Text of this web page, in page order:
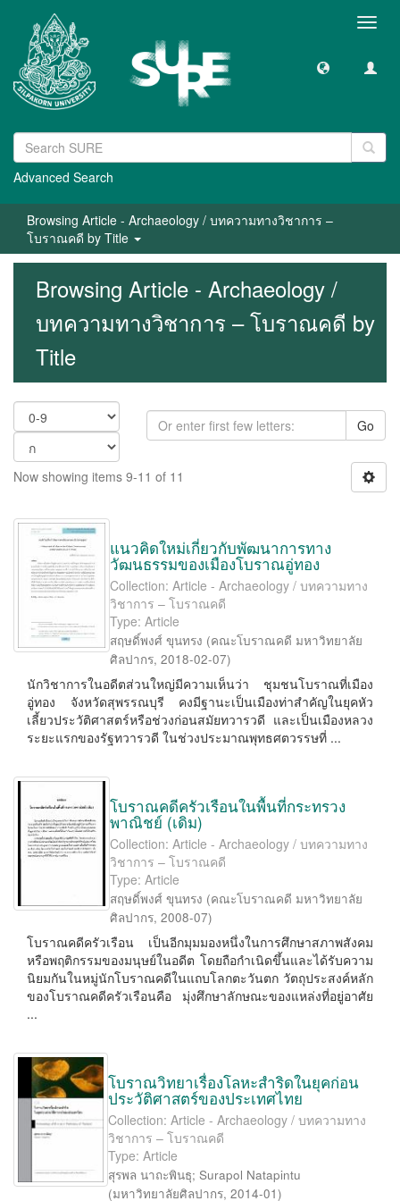
Advanced Search
Browsing Article - Archaeology / บทความทางวิชาการ –
โบราณคดี by Title
Browsing Article - Archaeology /
บทความทางวิชาการ – โบราณคดี by
Title
Go
Now showing items 9-11 of 11
แนวคิดใหม่เกี่ยวกับพัฒนาการทาง
วัฒนธรรมของเมืองโบราณอู่ทอง
Collection: Article - Archaeology / บทความทาง
วิชาการ – โบราณคดี
Type: Article
สฤษดิ์พงศ์ ขุนทรง (คณะโบราณคดี มหาวิทยาลัย
ศิลปากร, 2018-02-07)
นักวิชาการในอดีตส่วนใหญ่มีความเห็นว่า ชุมชนโบราณที่เมือง
อู่ทอง จังหวัดสุพรรณบุรี คงมีฐานะเป็นเมืองท่าสำคัญในยุคหัว
เลี้ยวประวัติศาสตร์หรือช่วงก่อนสมัยทวารวดี และเป็นเมืองหลวง
ระยะแรกของรัฐทวารวดี ในช่วงประมาณพุทธศตวรรษที่ ...
โบราณคดีครัวเรือนในพื้นที่กระทรวง
พาณิชย์ (เดิม)
Collection: Article - Archaeology / บทความทาง
วิชาการ – โบราณคดี
Type: Article
สฤษดิ์พงศ์ ขุนทรง (คณะโบราณคดี มหาวิทยาลัย
ศิลปากร, 2008-07)
โบราณคดีครัวเรือน เป็นอีกมุมมองหนึ่งในการศึกษาสภาพสังคม
หรือพฤติกรรมของมนุษย์ในอดีต โดยถือกำเนิดขึ้นและได้รับความ
นิยมกันในหมู่นักโบราณคดีในแถบโลกตะวันตก วัตถุประสงค์หลัก
ของโบราณคดีครัวเรือนคือ มุ่งศึกษาลักษณะของแหล่งที่อยู่อาศัย
...
โบราณวิทยาเรื่องโลหะสำริดในยุคก่อน
ประวัติศาสตร์ของประเทศไทย
Collection: Article - Archaeology / บทความทาง
วิชาการ – โบราณคดี
Type: Article
สุรพล นาถะพินธุ;Surapol Natapintu
(มหาวิทยาลัยศิลปากร,2014-01)